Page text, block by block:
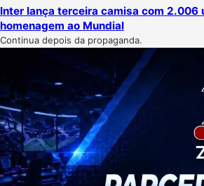
Inter lança terceira camisa com 2.006
homenagem ao Mundial
Continua depois da propaganda.